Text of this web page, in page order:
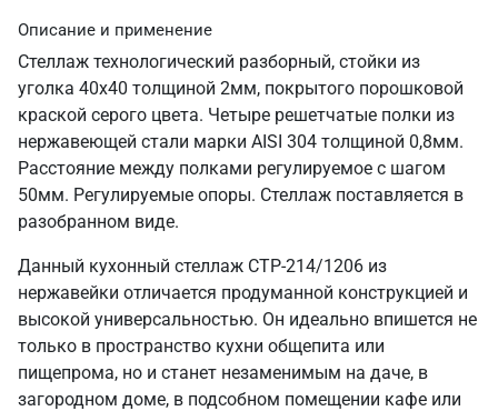
Описание и применение
Стеллаж технологический разборный, стойки из
уголка 40х40 толщиной 2мм, покрытого порошковой
краской серого цвета. Четыре решетчатые полки из
нержавеющей стали марки AISI 304 толщиной 0,8мм.
Расстояние между полками регулируемое с шагом
50мм. Регулируемые опоры. Стеллаж поставляется в
разобранном виде.
Данный кухонный стеллаж СТР-214/1206 из
нержавейки отличается продуманной конструкцией и
высокой универсальностью. Он идеально впишется не
только в пространство кухни общепита или
пищепрома, но и станет незаменимым на даче, в
загородном доме, в подсобном помещении кафе или